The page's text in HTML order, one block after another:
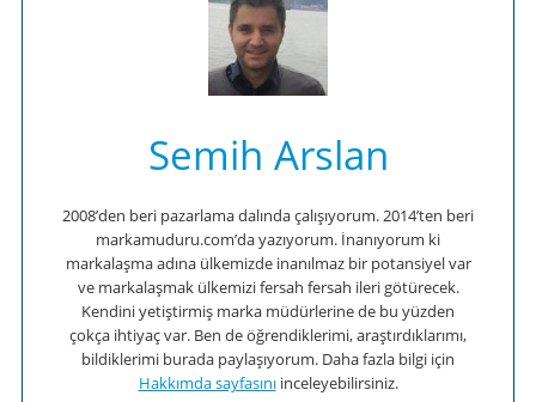
Semih Arslan
2008’den beri pazarlama dalında çalışıyorum. 2014’ten beri
markamuduru.com’da yazıyorum. İnanıyorum ki
markalaşma adına ülkemizde inanılmaz bir potansiyel var
ve markalaşmak ülkemizi fersah fersah ileri götürecek.
Kendini yetiştirmiş marka müdürlerine de bu yüzden
çokça ihtiyaç var. Ben de öğrendiklerimi, araştırdıklarımı,
bildiklerimi burada paylaşıyorum. Daha fazla bilgi için
Hakkımda sayfasınıinceleyebilirsiniz.